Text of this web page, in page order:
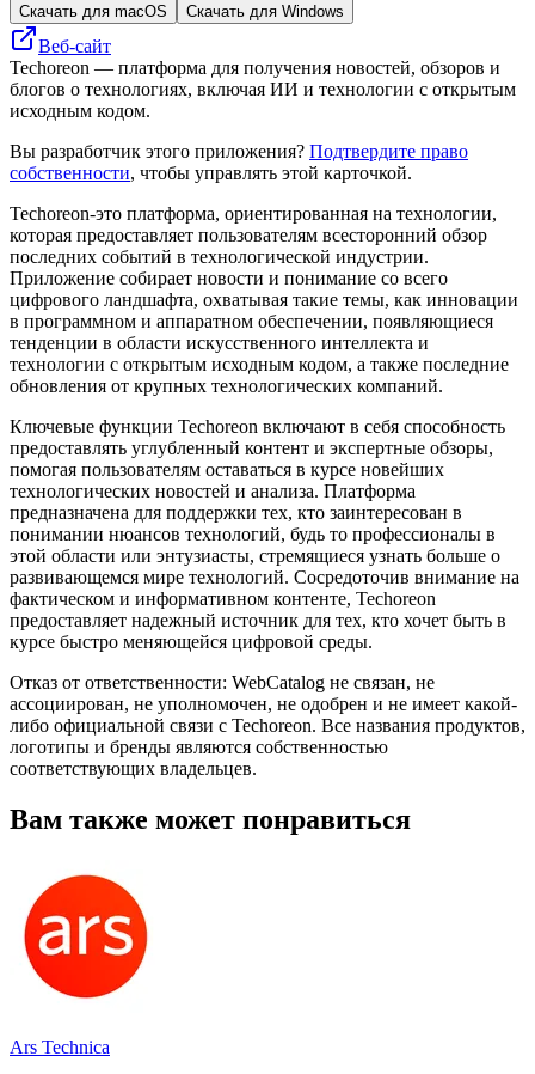
Скачать для macOS Скачать для Windows
Веб-сайт
Techoreon — платформа для получения новостей, обзоров и
блогов о технологиях, включая ИИ и технологии с открытым
исходным кодом.
Вы разработчик этого приложения? Подтвердите право
собственности, чтобы управлять этой карточкой.
Techoreon-это платформа, ориентированная на технологии,
которая предоставляет пользователям всесторонний обзор
последних событий в технологической индустрии.
Приложение собирает новости и понимание со всего
цифрового ландшафта, охватывая такие темы, как инновации
в программном и аппаратном обеспечении, появляющиеся
тенденции в области искусственного интеллекта и
технологии с открытым исходным кодом, а также последние
обновления от крупных технологических компаний.
Ключевые функции Techoreon включают в себя способность
предоставлять углубленный контент и экспертные обзоры,
помогая пользователям оставаться в курсе новейших
технологических новостей и анализа. Платформа
предназначена для поддержки тех, кто заинтересован в
понимании нюансов технологий, будь то профессионалы в
этой области или энтузиасты, стремящиеся узнать больше о
развивающемся мире технологий. Сосредоточив внимание на
фактическом и информативном контенте, Techoreon
предоставляет надежный источник для тех, кто хочет быть в
курсе быстро меняющейся цифровой среды.
Отказ от ответственности: WebCatalog не связан, не
ассоциирован, не уполномочен, не одобрен и не имеет какой-
либо официальной связи с Techoreon. Все названия продуктов,
логотипы и бренды являются собственностью
соответствующих владельцев.
Вам также может понравиться
Ars Technica